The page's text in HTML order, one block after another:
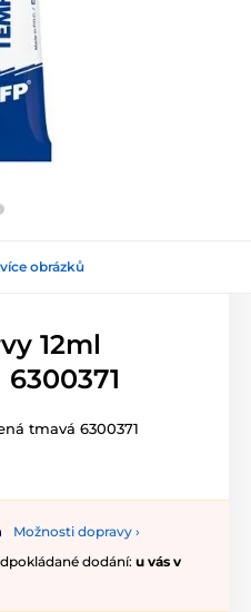
obrázků
12ml
tmavá 6300371
Možnosti dopravy ›
dodání: u vás v